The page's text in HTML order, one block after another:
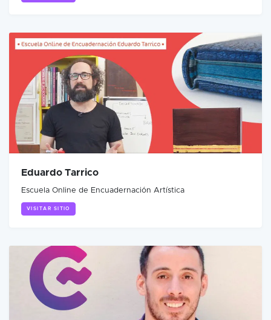
Eduardo Tarrico
Escuela Online de Encuadernación Artística
VISITAR SITIO